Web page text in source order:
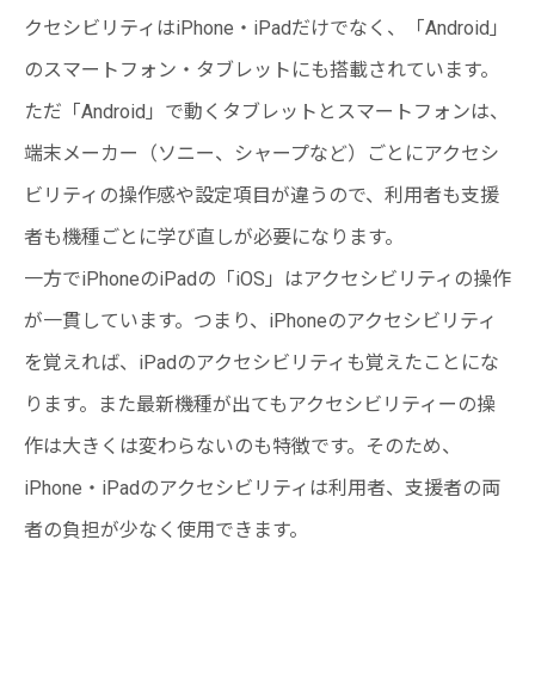
クセシビリティはiPhone・iPadだけでなく、「Android」
のスマートフォン・タブレットにも搭載されています。
ただ「Android」で動くタブレットとスマートフォンは、
端末メーカー（ソニー、シャープなど）ごとにアクセシ
ビリティの操作感や設定項目が違うので、利用者も支援
者も機種ごとに学び直しが必要になります。
一方でiPhoneのiPadの「iOS」はアクセシビリティの操作
が一貫しています。つまり、iPhoneのアクセシビリティ
を覚えれば、iPadのアクセシビリティも覚えたことにな
ります。また最新機種が出てもアクセシビリティーの操
作は大きくは変わらないのも特徴です。そのため、
iPhone・iPadのアクセシビリティは利用者、支援者の両
者の負担が少なく使用できます。